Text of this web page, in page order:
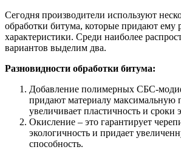
Сегодня производители используют
обработки битума, которые придают ему
характеристики. Среди наиболее
вариантов выделим два.
Разновидности обработки битума:
Добавление полимерных СБС-
придают материалу максимальную
увеличивает пластичность и сроки
Окисление – это гарантирует
экологичность и придает
способность.